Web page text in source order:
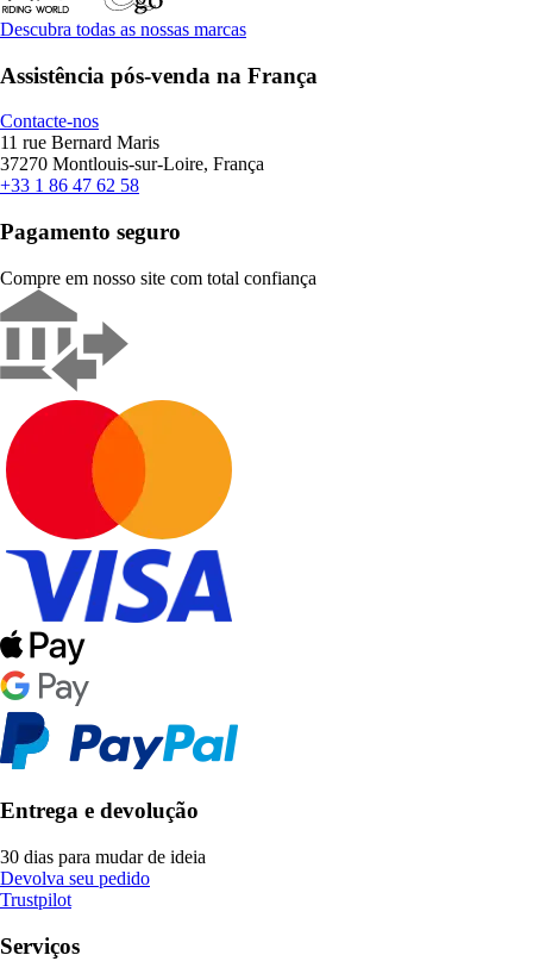
Descubra todas as nossas marcas
Assistência pós-venda na França
Contacte-nos
11 rue Bernard Maris
37270 Montlouis-sur-Loire, França
+33 1 86 47 62 58
Pagamento seguro
Compre em nosso site com total confiança
Entrega e devolução
30 dias para mudar de ideia
Devolva seu pedido
Trustpilot
Serviços